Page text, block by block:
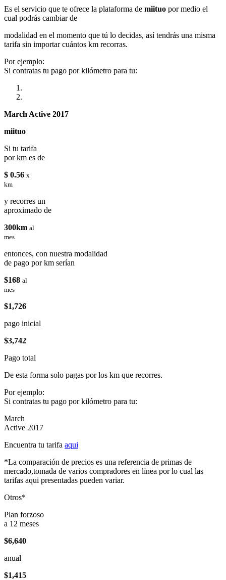
Es el servicio que te ofrece la plataforma de miituo por medio el
cual podrás cambiar de
modalidad en el momento que tú lo decidas, así tendrás una misma
tarifa sin importar cuántos km recorras.
Por ejemplo:
Si contratas tu pago por kilómetro para tu:
March Active 2017
miituo
Si tu tarifa
por km es de
$ 0.56 x
km
y recorres un
aproximado de
300km al
mes
entonces, con nuestra modalidad
de pago por km serían
$168 al
mes
$1,726
pago inicial
$3,742
Pago total
De esta forma solo pagas por los km que recorres.
Por ejemplo:
Si contratas tu pago por kilómetro para tu:
March
Active 2017
Encuentra tu tarifa aqui
*La comparación de precios es una referencia de primas de
mercado,tomada de varios compradores en línea por lo cual las
tarifas aqui presentadas pueden variar.
Otros*
Plan forzoso
a 12 meses
$6,640
anual
$1,415